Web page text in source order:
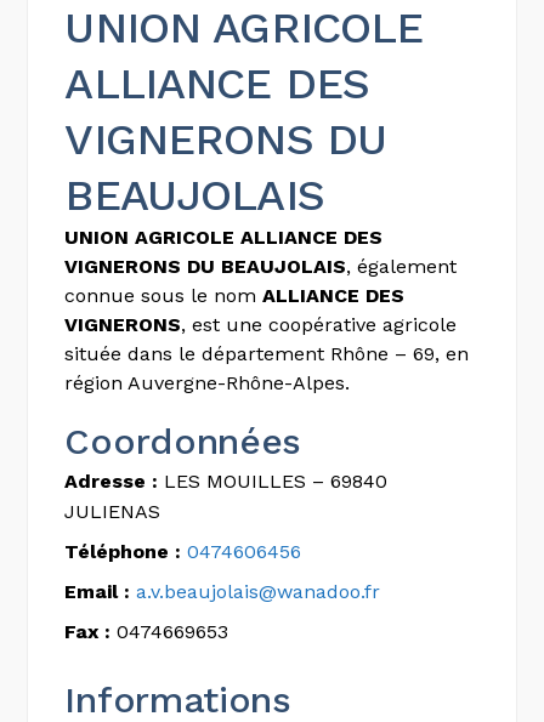
UNION AGRICOLE
ALLIANCE DES
VIGNERONS DU
BEAUJOLAIS
UNION AGRICOLE ALLIANCE DES
VIGNERONS DU BEAUJOLAIS, également
connue sous le nomALLIANCE DES
VIGNERONS, est une coopérative agricole
située dans le département Rhône – 69, en
région Auvergne-Rhône-Alpes.
Coordonnées
Adresse : LES MOUILLES – 69840
JULIENAS
Téléphone : 0474606456
Email : a.v.beaujolais@wanadoo.fr
Fax : 0474669653
Informations